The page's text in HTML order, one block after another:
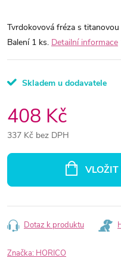
Tvrdokovová fréza s
Balení 1 ks. Detailní informace
Skladem u dodavatele
408 Kč
337 Kč bez DPH
Dotaz k produktu
Značka: HORICO